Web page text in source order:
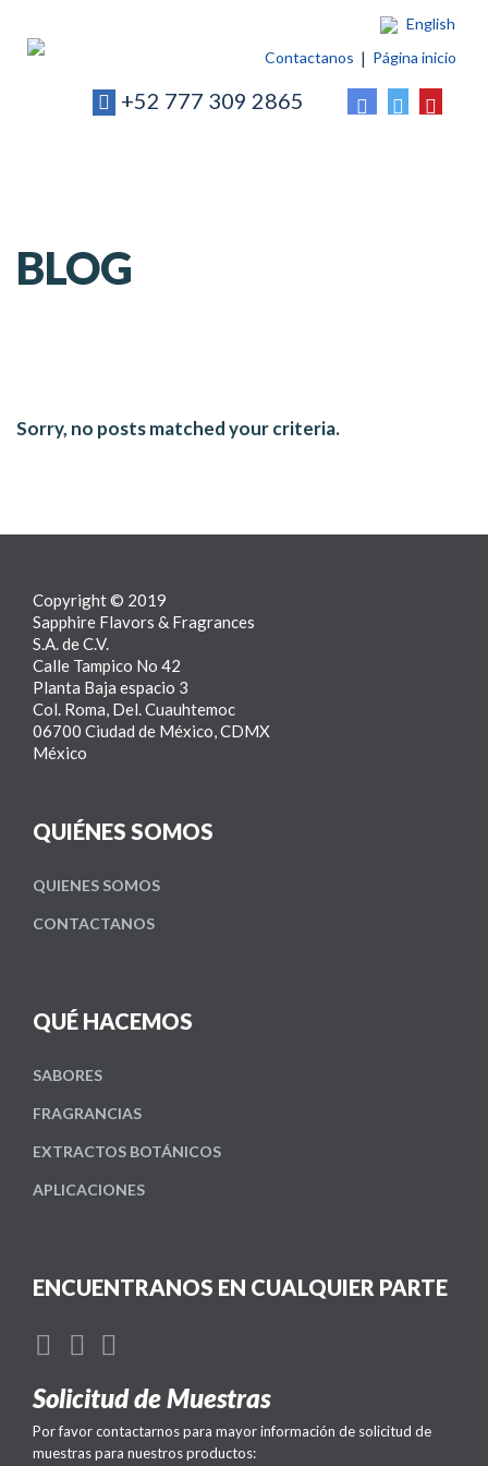
English
Contactanos
Página inicio
+52 777 309 2865
BLOG
Sorry, no posts matched your criteria.
Copyright © 2019
Sapphire Flavors & Fragrances
S.A. de C.V.
Calle Tampico No 42
Planta Baja espacio 3
Col. Roma, Del. Cuauhtemoc
06700 Ciudad de México, CDMX
México
QUIÉNES SOMOS
QUIENES SOMOS
CONTACTANOS
QUÉ HACEMOS
SABORES
FRAGRANCIAS
EXTRACTOS BOTÁNICOS
APLICACIONES
ENCUENTRANOS EN CUALQUIER PARTE
Solicitud de Muestras
Por favor contactarnos para mayor información de solicitud de
muestras para nuestros productos: